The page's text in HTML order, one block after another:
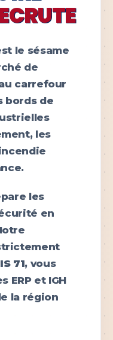
le sésame
de
carrefour
bords de
les
les
en
71, vous
ERP et IGH
la région